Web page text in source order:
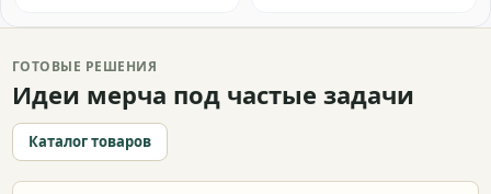
ГОТОВЫЕ РЕШЕНИЯ
Идеи мерча под частые задачи
Каталог товаров